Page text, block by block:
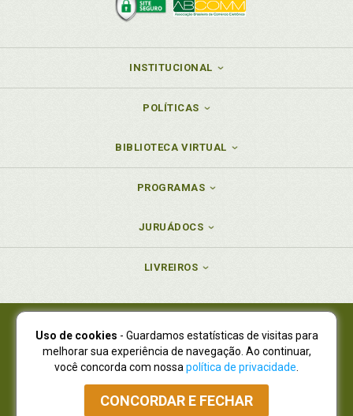
INSTITUCIONAL
POLÍTICAS
BIBLIOTECA VIRTUAL
PROGRAMAS
JURUÁDOCS
LIVREIROS
Juruá Editora Ltda., CNPJ 77.535.508/0001-19
Juruá Informática Ltda., CNPJ 01.701.561/0001-80
NOVO ENDEREÇO:R. Flávio Dallegrave, 7665, São Lourenço |
Curitiba - Paraná - CEP 82210-310
Atendimento: (41) 4009-3900|Vendas Atacado: (41) 4009-3939
Uso de cookies - Guardamos estatísticas de visitas para
melhorar sua experiência de navegação. Ao continuar,
você concorda com nossa política de privacidade
CONCORDAR E FECHAR